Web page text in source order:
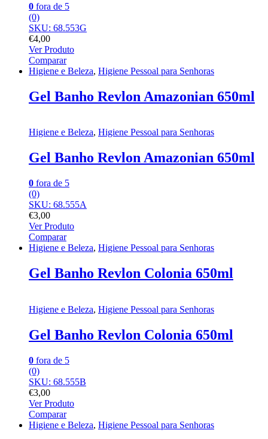
0 fora de 5
(0)
SKU: 68.553G
€4,00
Ver Produto
Comparar
Higiene e Beleza, Higiene Pessoal para Senhoras
Gel Banho Revlon Amazonian 650ml
Higiene e Beleza, Higiene Pessoal para Senhoras
Gel Banho Revlon Amazonian 650ml
0 fora de 5
(0)
SKU: 68.555A
€3,00
Ver Produto
Comparar
Higiene e Beleza, Higiene Pessoal para Senhoras
Gel Banho Revlon Colonia 650ml
Higiene e Beleza, Higiene Pessoal para Senhoras
Gel Banho Revlon Colonia 650ml
0 fora de 5
(0)
SKU: 68.555B
€3,00
Ver Produto
Comparar
Higiene e Beleza, Higiene Pessoal para Senhoras